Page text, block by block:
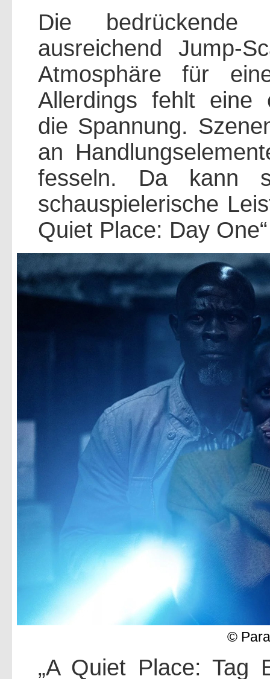
Die bedrückende
ausreichend Jump-
Atmosphäre für
Allerdings fehlt eine
die Spannung.
an
fesseln. Da kann
schauspielerische
Quiet Place: Day
©
„A Quiet Place: Tag